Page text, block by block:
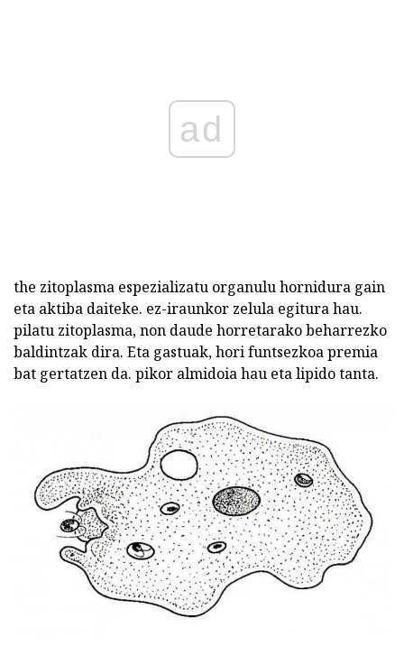
ad
the zitoplasma espezializatu organulu hornidura gain
eta aktiba daiteke. ez-iraunkor zelula egitura hau.
pilatu zitoplasma, non daude horretarako beharrezko
baldintzak dira. Eta gastuak, hori funtsezkoa premia
bat gertatzen da. pikor almidoia hau eta lipido tanta.